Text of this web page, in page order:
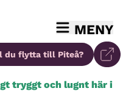
MENY
du flytta till Piteå?
tryggt och lugnt här i